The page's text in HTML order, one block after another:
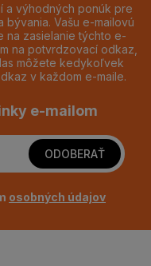
a výhodných ponúk pre
Vašu e-mailovú
na zasielanie týchto e-
na potvrdzovací odkaz,
môžete kedykoľvek
v každom e-maile.
e-mailom
ODOBERAŤ
osobných údajov